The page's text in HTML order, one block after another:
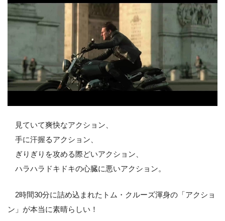
見ていて爽快なアクション、
手に汗握るアクション、
ぎりぎりを攻める際どいアクション、
ハラハラドキドキの心臓に悪いアクション。
2時間30分に詰め込まれたトム・クルーズ渾身の「アクショ
ン」が本当に素晴らしい！